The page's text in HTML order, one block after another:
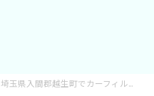
埼玉県入間郡越生町でカーフィルムの専門施工と価格比較！人気車種や用途別の選び方と効果検証